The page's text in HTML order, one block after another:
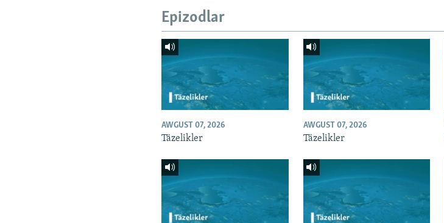
Epizodlar
AWGUST 07, 2026
Täzelikler
AWGUST 07, 2026
Täzelikler